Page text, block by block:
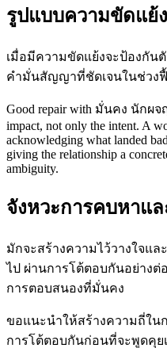
รูปแบบความขัดแย้
เมื่อมีความขัดแย้งจะป้องกัน
คำมั่นสัญญาที่ชัดเจนในช่วง
Good repair with มั่นคง นักผจ
impact, not only the intent. A
acknowledging what landed
giving the relationship a
ambiguity.
จังหวะการคบหาแ
มักจะสร้างความไว้วางใจแ
ไป ผ่านการโต้ตอบกันอย่างต่
การตอบสนองที่มั่นคง
ขอแนะนำให้สร้างความถี่ใน
การโต้ตอบกันก่อนที่จะพูดคุย